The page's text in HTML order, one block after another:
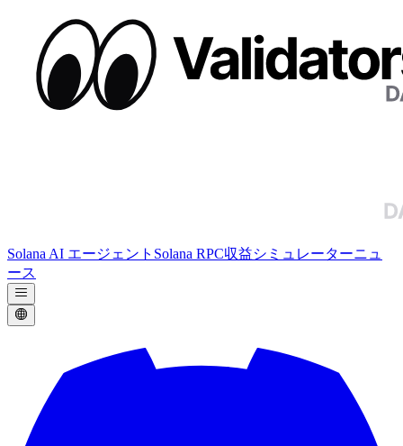
Solana AI エージェント Solana RPC収益シミュレーターニュ
ース